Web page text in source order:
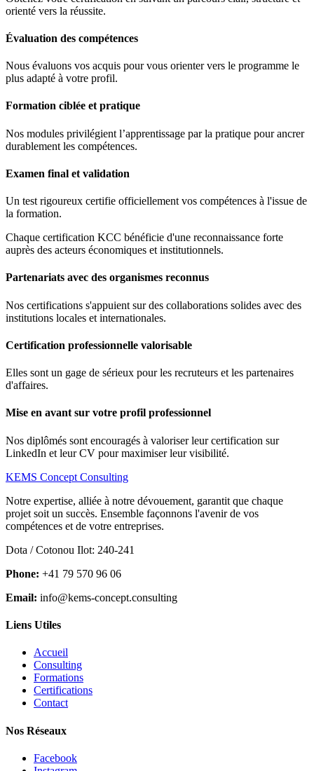
orienté vers la réussite.
Évaluation des compétences
Nous évaluons vos acquis pour vous orienter vers le programme le
plus adapté à votre profil.
Formation ciblée et pratique
Nos modules privilégient l’apprentissage par la pratique pour ancrer
durablement les compétences.
Examen final et validation
Un test rigoureux certifie officiellement vos compétences à l'issue de
la formation.
Chaque certification KCC bénéficie d'une reconnaissance forte
auprès des acteurs économiques et institutionnels.
Partenariats avec des organismes reconnus
Nos certifications s'appuient sur des collaborations solides avec des
institutions locales et internationales.
Certification professionnelle valorisable
Elles sont un gage de sérieux pour les recruteurs et les partenaires
d'affaires.
Mise en avant sur votre profil professionnel
Nos diplômés sont encouragés à valoriser leur certification sur
LinkedIn et leur CV pour maximiser leur visibilité.
KEMS Concept Consulting
Notre expertise, alliée à notre dévouement, garantit que chaque
projet soit un succès. Ensemble façonnons l'avenir de vos
compétences et de votre entreprises.
Dota / Cotonou Ilot: 240-241
Phone: +41 79 570 96 06
Email: info@kems-concept.consulting
Liens Utiles
Accueil
Consulting
Formations
Certifications
Contact
Nos Réseaux
Facebook